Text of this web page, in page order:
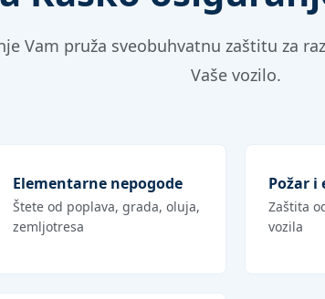
Vam pruža sveobuhvatnu zaštitu za
Vaše vozilo.
Elementarne nepogode
Štete od poplava, grada, oluja,
zemljotresa
Požar i
Zaštita
vozila